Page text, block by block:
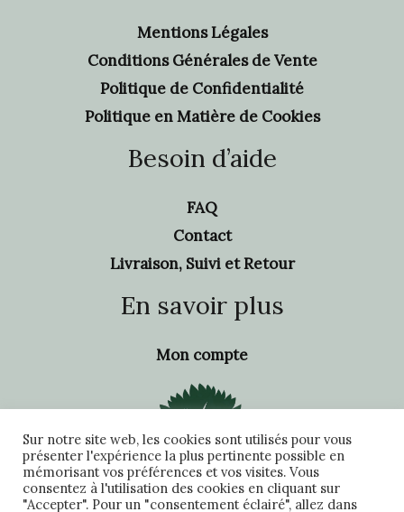
Mentions Légales
Conditions Générales de Vente
Politique de Confidentialité
Politique en Matière de Cookies
Besoin d’aide
FAQ
Contact
Livraison, Suivi et Retour
En savoir plus
Mon compte
Sur notre site web, les cookies sont utilisés pour vous
présenter l'expérience la plus pertinente possible en
mémorisant vos préférences et vos visites. Vous
consentez à l'utilisation des cookies en cliquant sur
"Accepter". Pour un "consentement éclairé", allez dans